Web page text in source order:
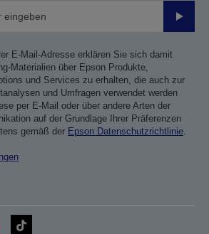
E-Mail-Adresse erklären Sie sich damit
Materialien über Epson Produkte,
und Services zu erhalten, die auch zur
und Umfragen verwendet werden
per E-Mail oder über andere Arten der
auf der Grundlage Ihrer Präferenzen
gemäß der Epson Datenschutzrichtlinie.